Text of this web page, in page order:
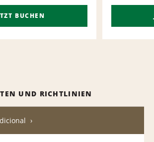
BUCHEN
UND RICHTLINIEN